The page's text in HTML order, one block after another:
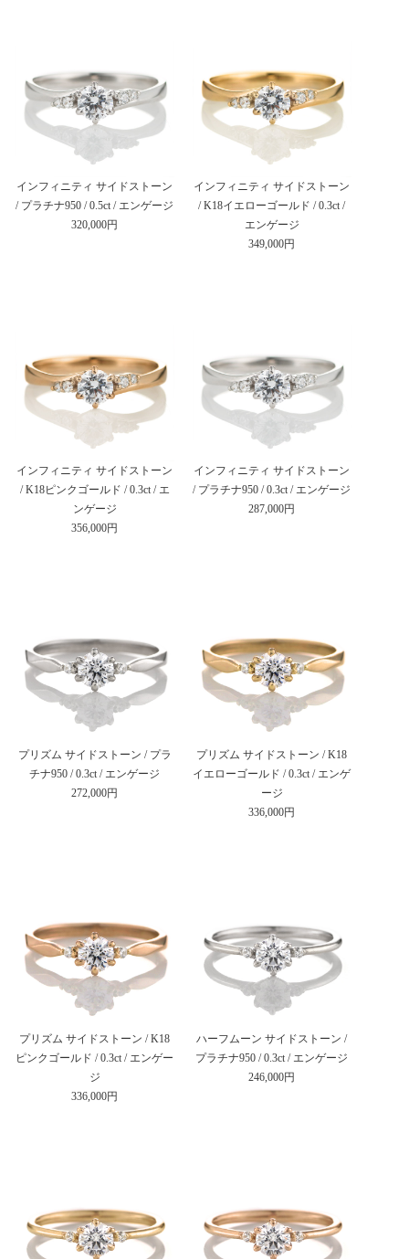
インフィニティ サイドストーン
/ プラチナ950 / 0.5ct / エンゲージ
320,000円
インフィニティ サイドストーン
/ K18イエローゴールド / 0.3ct /
エンゲージ
349,000円
インフィニティ サイドストーン
/ K18ピンクゴールド / 0.3ct / エ
ンゲージ
356,000円
インフィニティ サイドストーン
/ プラチナ950 / 0.3ct / エンゲージ
287,000円
プリズム サイドストーン / プラ
チナ950 / 0.3ct / エンゲージ
272,000円
プリズム サイドストーン / K18
イエローゴールド / 0.3ct / エンゲ
ージ
336,000円
プリズム サイドストーン / K18
ピンクゴールド / 0.3ct / エンゲー
ジ
336,000円
ハーフムーン サイドストーン /
プラチナ950 / 0.3ct / エンゲージ
246,000円